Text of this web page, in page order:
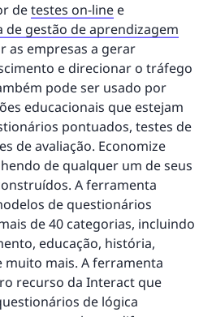
detestes on-line e
gestão de aprendizagem
as empresas a gerar
e direcionar o tráfego
pode ser usado por
educacionais que estejam
pontuados, testes de
de avaliação. Economize
de qualquer um de seus
A ferramenta
de questionários
de 40 categorias, incluindo
educação, história,
muito mais. A ferramenta
recurso da Interact que
de lógica